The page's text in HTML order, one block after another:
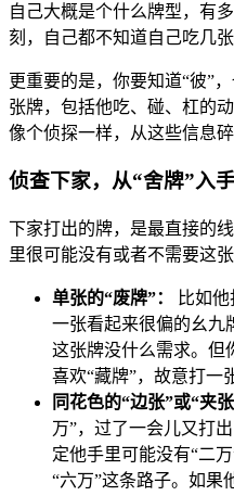
自己大概是个什么牌型，有
刻，自己都不知道自己吃几张
更重要的是，你要知道“彼”
张牌，包括他吃、碰、杠的
像个侦探一样，从这些信息
侦查下家，从“舍牌”入
下家打出的牌，是最直接的
里很可能没有或者不需要这张
单张的“废牌”：
比如
一张看起来很偏的幺九
这张牌没什么需求。但
喜欢“藏牌”，故意打一
同花色的“边张”或“夹张
万”，过了一会儿又打
定他手里可能没有“二
“六万”这条路子。如果